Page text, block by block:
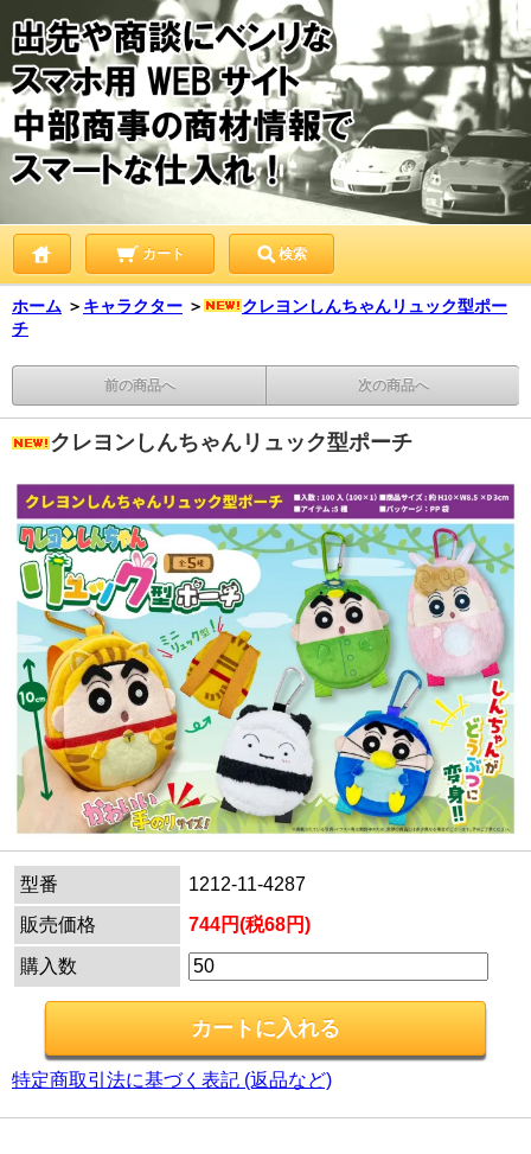
カート 検索
ホーム ＞ キャラクター ＞
クレヨンしんちゃんリュック型ポー
チ
前の商品へ 次の商品へ
クレヨンしんちゃんリュック型ポーチ
型番
1212-11-4287
販売価格
744円(税68円)
購入数
特定商取引法に基づく表記 (返品など)